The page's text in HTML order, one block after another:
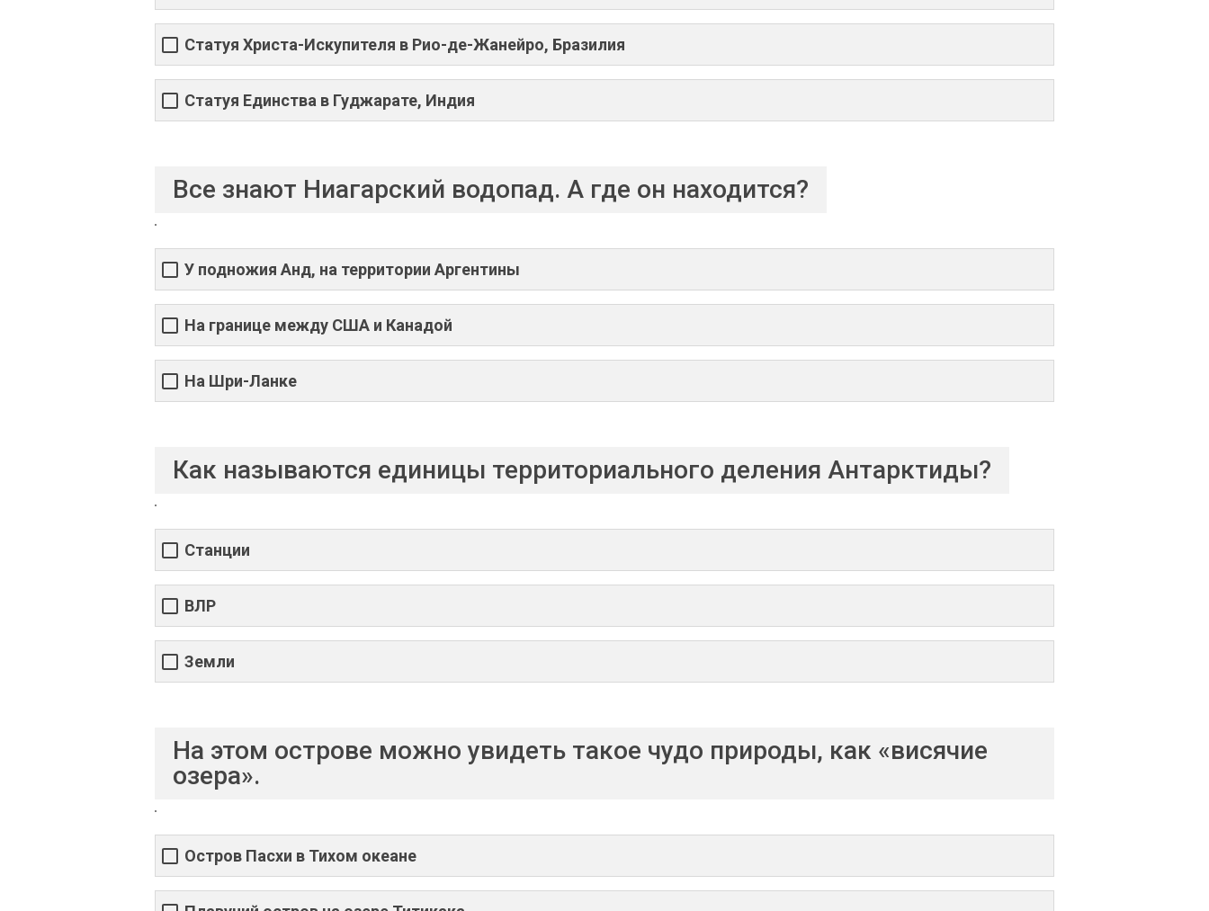
Статуя Христа-Искупителя в Рио-де-Жанейро, Бразилия
Статуя Единства в Гуджарате, Индия
Все знают Ниагарский водопад. А где он находится?
У подножия Анд, на территории Аргентины
На границе между США и Канадой
На Шри-Ланке
Как называются единицы территориального деления Антарктиды?
Станции
ВЛР
Земли
На этом острове можно увидеть такое чудо природы, как «висячие
озера».
Остров Пасхи в Тихом океане